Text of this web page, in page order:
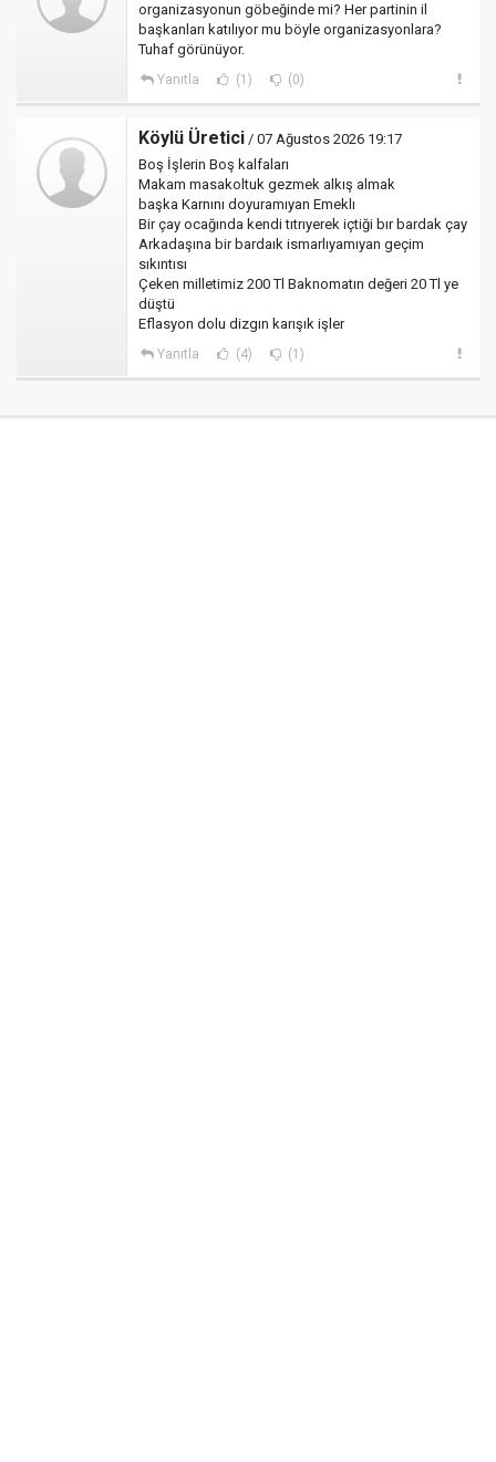
organizasyonun göbeğinde mi? Her partinin il
başkanları katılıyor mu böyle organizasyonlara?
Tuhaf görünüyor.
Yanıtla (1) (0)
Köylü Üretici / 07 Ağustos 2026 19:17
Boş İşlerin Boş kalfaları
Makam masakoltuk gezmek alkış almak
başka Karnını doyuramıyan Emeklı
Bir çay ocağında kendi tıtrıyerek içtiği bır bardak çay
Arkadaşına bir bardaık ismarlıyamıyan geçim
sıkıntısı
Çeken milletimiz 200 Tl Baknomatın değeri 20 Tl ye
düştü
Eflasyon dolu dizgın karışık işler
Yanıtla (4) (1)